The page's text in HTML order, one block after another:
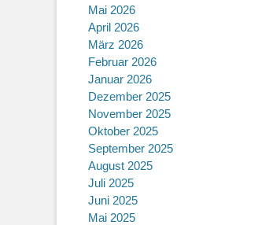
Mai 2026
April 2026
März 2026
Februar 2026
Januar 2026
Dezember 2025
November 2025
Oktober 2025
September 2025
August 2025
Juli 2025
Juni 2025
Mai 2025